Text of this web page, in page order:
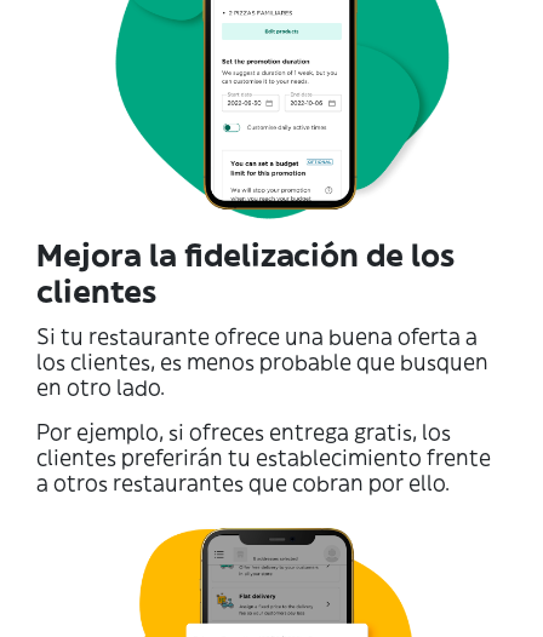
Mejora la fidelización de los
clientes
Si tu restaurante ofrece una buena oferta a
los clientes, es menos probable que busquen
en otro lado.
Por ejemplo, si ofreces entrega gratis, los
clientes preferirán tu establecimiento frente
a otros restaurantes que cobran por ello.